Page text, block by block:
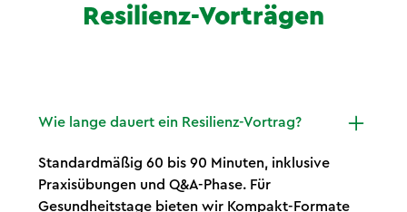
Resilienz-Vorträgen
Wie lange dauert ein Resilienz-Vortrag?
Standardmäßig 60 bis 90 Minuten, inklusive
Praxisübungen und Q&A-Phase. Für
Gesundheitstage bieten wir Kompakt-Formate